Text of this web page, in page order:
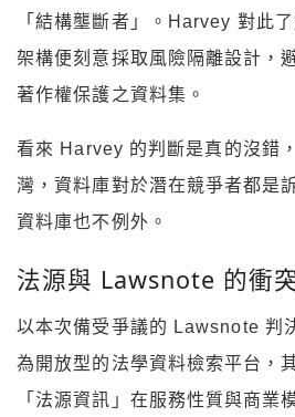
「結構壟斷者」。Harvey 對此
架構便刻意採取風險隔離設計，
著作權保護之資料集。
看來 Harvey 的判斷是真的沒錯
灣，資料庫對於潛在競爭者都是
資料庫也不例外。
法源與 Lawsnote 的衝
以本次備受爭議的 Lawsnote 判
為開放型的法學資料檢索平台，
「法源資訊」在服務性質與商業